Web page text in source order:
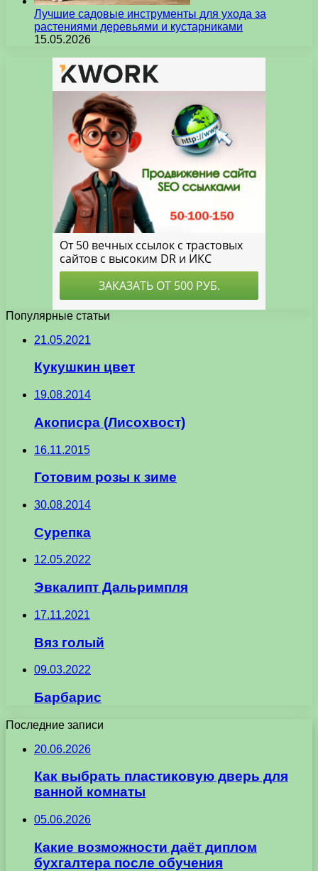
Лучшие садовые инструменты для ухода за
растениями деревьями и кустарниками
15.05.2026
Популярные статьи
21.05.2021
Кукушкин цвет
19.08.2014
Акописра (Лисохвост)
16.11.2015
Готовим розы к зиме
30.08.2014
Сурепка
12.05.2022
Эвкалипт Дальримпля
17.11.2021
Вяз голый
09.03.2022
Барбарис
Последние записи
20.06.2026
Как выбрать пластиковую дверь для
ванной комнаты
05.06.2026
Какие возможности даёт диплом
бухгалтера после обучения